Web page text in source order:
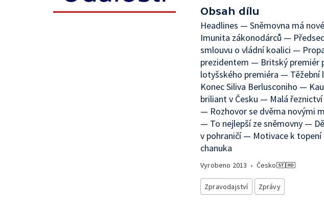
Obsah dílu
Headlines — Sněmovna má
Imunita zákonodárců —
smlouvu o vládní koalici —
prezidentem — Britský premiér
lotyšského premiéra —
Konec Siliva Berlusconiho —
briliant v Česku — Malá
— Rozhovor se dvěma novými
— To nejlepší ze sněmovny —
v pohraničí — Motivace k
chanuka
Vyrobeno 2013 • Česko
Zpravodajství Zprávy